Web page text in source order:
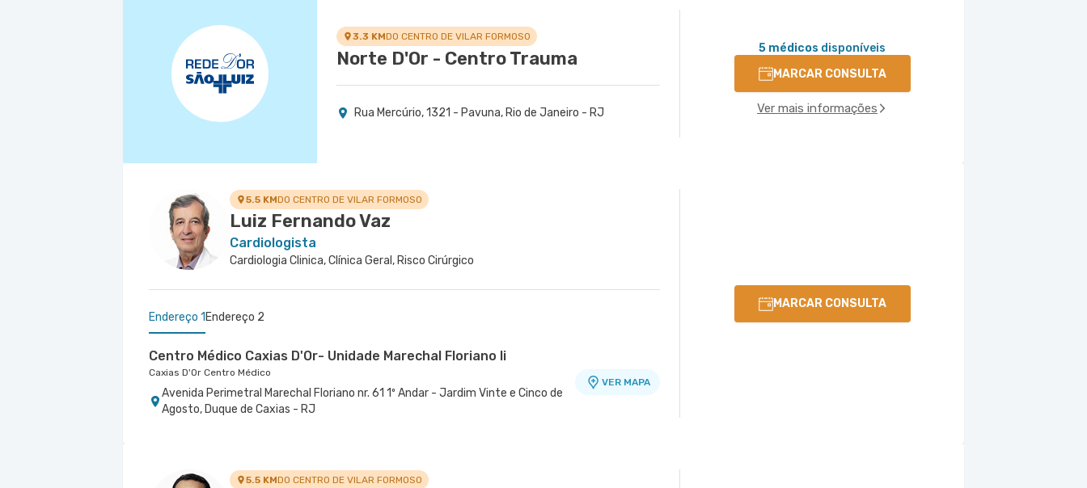
3.3 KMDO CENTRO DE VILAR FORMOSO
Norte D'Or - Centro Trauma
Rua Mercúrio, 1321 - Pavuna, Rio de Janeiro - RJ
5 médicos disponíveis
MARCAR CONSULTA
Ver mais informações
5.5 KMDO CENTRO DE VILAR FORMOSO
Luiz Fernando Vaz
Cardiologista
Cardiologia Clinica, Clínica Geral, Risco Cirúrgico
MARCAR CONSULTA
Endereço 1 Endereço 2
Centro Médico Caxias D'Or- Unidade Marechal Floriano Ii
Caxias D'Or Centro Médico
Avenida Perimetral Marechal Floriano nr. 61 1º Andar - Jardim Vinte e Cinco de
Agosto, Duque de Caxias - RJ
VER MAPA
5.5 KMDO CENTRO DE VILAR FORMOSO